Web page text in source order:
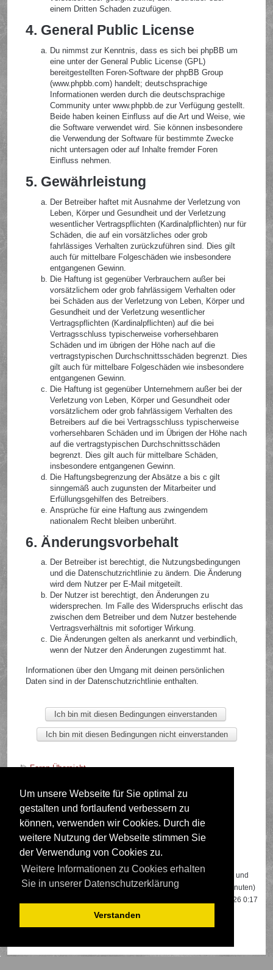
Um unsere Webseite für Sie optimal zu
gestalten und fortlaufend verbessern zu
können, verwenden wir Cookies. Durch die
weitere Nutzung der Webseite stimmen Sie
der Verwendung von Cookies zu.
Weitere Informationen zu Cookies erhalten
Sie in unserer Datenschutzerklärung
Verstanden
einem Dritten Schaden zuzufügen.
4. General Public License
Du nimmst zur Kenntnis, dass es sich bei phpBB um
eine unter der General Public License (GPL)
bereitgestellten Foren-Software der phpBB Group
(www.phpbb.com) handelt; deutschsprachige
Informationen werden durch die deutschsprachige
Community unter www.phpbb.de zur Verfügung gestellt.
Beide haben keinen Einfluss auf die Art und Weise, wie
die Software verwendet wird. Sie können insbesondere
die Verwendung der Software für bestimmte Zwecke
nicht untersagen oder auf Inhalte fremder Foren
Einfluss nehmen.
5. Gewährleistung
Der Betreiber haftet mit Ausnahme der Verletzung von
Leben, Körper und Gesundheit und der Verletzung
wesentlicher Vertragspflichten (Kardinalpflichten) nur für
Schäden, die auf ein vorsätzliches oder grob
fahrlässiges Verhalten zurückzuführen sind. Dies gilt
auch für mittelbare Folgeschäden wie insbesondere
entgangenen Gewinn.
Die Haftung ist gegenüber Verbrauchern außer bei
vorsätzlichem oder grob fahrlässigem Verhalten oder
bei Schäden aus der Verletzung von Leben, Körper und
Gesundheit und der Verletzung wesentlicher
Vertragspflichten (Kardinalpflichten) auf die bei
Vertragsschluss typischerweise vorhersehbaren
Schäden und im übrigen der Höhe nach auf die
vertragstypischen Durchschnittsschäden begrenzt. Dies
gilt auch für mittelbare Folgeschäden wie insbesondere
entgangenen Gewinn.
Die Haftung ist gegenüber Unternehmern außer bei der
Verletzung von Leben, Körper und Gesundheit oder
vorsätzlichem oder grob fahrlässigem Verhalten des
Betreibers auf die bei Vertragsschluss typischerweise
vorhersehbaren Schäden und im Übrigen der Höhe nach
auf die vertragstypischen Durchschnittsschäden
begrenzt. Dies gilt auch für mittelbare Schäden,
insbesondere entgangenen Gewinn.
Die Haftungsbegrenzung der Absätze a bis c gilt
sinngemäß auch zugunsten der Mitarbeiter und
Erfüllungsgehilfen des Betreibers.
Ansprüche für eine Haftung aus zwingendem
nationalem Recht bleiben unberührt.
6. Änderungsvorbehalt
Der Betreiber ist berechtigt, die Nutzungsbedingungen
und die Datenschutzrichtlinie zu ändern. Die Änderung
wird dem Nutzer per E-Mail mitgeteilt.
Der Nutzer ist berechtigt, den Änderungen zu
widersprechen. Im Falle des Widerspruchs erlischt das
zwischen dem Betreiber und dem Nutzer bestehende
Vertragsverhältnis mit sofortiger Wirkung.
Die Änderungen gelten als anerkannt und verbindlich,
wenn der Nutzer den Änderungen zugestimmt hat.
Informationen über den Umgang mit deinen persönlichen
Daten sind in der Datenschutzrichtlinie enthalten.
Foren-Übersicht
Deutsche Übersetzung durchphpBB.de
Wer ist online?
Insgesamt sind639Besucher online: 2 registrierte, 0 unsichtbare und
637 Gäste (basierend auf den aktiven Besuchern der letzten 5 Minuten)
Besuchern, die am 13.04.2026 0:17
gleichzeitig online waren.